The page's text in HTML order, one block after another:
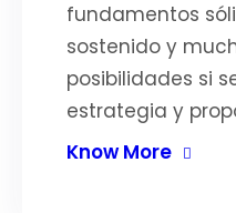
fundamentos
sostenido y
posibilidades si
estrategia y
Know More